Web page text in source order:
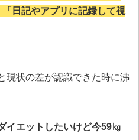
日記やアプリに記録して視
現状の差が認識できた時に沸
イエットしたいけど今59㎏